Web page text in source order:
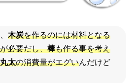
木炭を作るのには材料となる
が必要だし、棒も作る事を考え
丸太の消費量がエグいんだけど